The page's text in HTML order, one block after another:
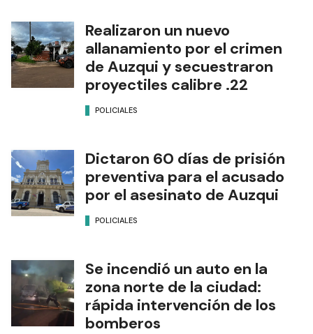
Realizaron un nuevo
allanamiento por el crimen
de Auzqui y secuestraron
proyectiles calibre .22
POLICIALES
Dictaron 60 días de prisión
preventiva para el acusado
por el asesinato de Auzqui
POLICIALES
Se incendió un auto en la
zona norte de la ciudad:
rápida intervención de los
bomberos